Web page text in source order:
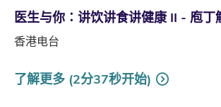
医生与你∶讲饮讲食讲健康 II - 庖丁
香港电台
了解更多 (2分37秒开始)